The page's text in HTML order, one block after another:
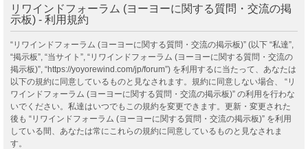
リワインドフォーラム (ヨーヨーに関する質問・交流の掲
示板) - 利用規約
“リワインドフォーラム (ヨーヨーに関する質問・交流の掲示板)” (以下 “私達”,
“掲示板”, “当サイト”, “リワインドフォーラム (ヨーヨーに関する質問・交流の
掲示板)”, “https://yoyorewind.com/jp/forum”) を利用するに当たって、あなたは
以下の規約に同意しているものと見なされます。規約に同意しない場合、 “リ
ワインドフォーラム (ヨーヨーに関する質問・交流の掲示板)” の利用を行わな
いでください。私達はいつでもこの規約を変更できます。更新・変更された
後も “リワインドフォーラム (ヨーヨーに関する質問・交流の掲示板)” を利用
している間、あなたは常にこれらの規約に同意しているものと見なされま
す。